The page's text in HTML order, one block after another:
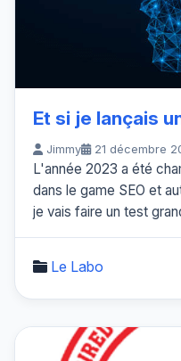
Et si je lançais
Jimmy 21 décembre
L'année 2023 a été
dans le game SEO et
je vais faire un test
Le Labo